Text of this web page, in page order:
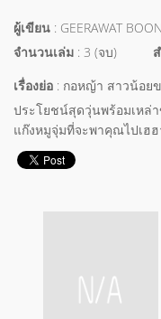
ผู้เขียน : GEERAWAT
จำนวนเล่ม : 3 (จบ)
เรื่องย่อ : กอหญ้า สาวน้อย
ประโยชน์สุดวุ่นพร้อมเหล่
แก๊งหมูจุ่มที่จะพาคุณไปเฮ